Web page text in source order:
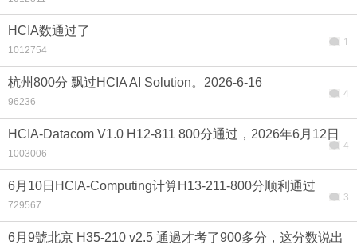
搜索
HCIA数通过了
1012754
1
杭州800分 飘过HCIA AI Solution。2026-6-16
96236
4
HCIA-Datacom V1.0 H12-811 800分通过，2026年6月12日
1003006
4
6月10日HCIA-Computing计算H13-211-800分顺利通过
729567
3
6月9號北京 H35-210 v2.5 通過才考了900多分，这分数说出